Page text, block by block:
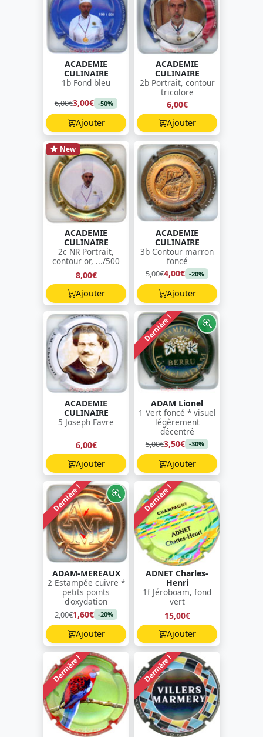
ACADEMIE
CULINAIRE
1b Fond bleu
6,00€3,00€ -50%
Ajouter
ACADEMIE
CULINAIRE
2b Portrait, contour
tricolore
6,00€
Ajouter
New
ACADEMIE
CULINAIRE
2c NR Portrait,
contour or, .../500
8,00€
Ajouter
ACADEMIE
CULINAIRE
3b Contour marron
foncé
5,00€4,00€ -20%
Ajouter
ACADEMIE
CULINAIRE
5 Joseph Favre
6,00€
Ajouter
Dernière !
ADAM Lionel
1 Vert foncé * visuel
légèrement
décentré
5,00€3,50€ -30%
Ajouter
Dernière !
ADAM-MEREAUX
2 Estampée cuivre *
petits points
d'oxydation
2,00€1,60€ -20%
Ajouter
Dernière !
ADNET Charles-
Henri
1f Jéroboam, fond
vert
15,00€
Ajouter
Dernière ! Dernière !